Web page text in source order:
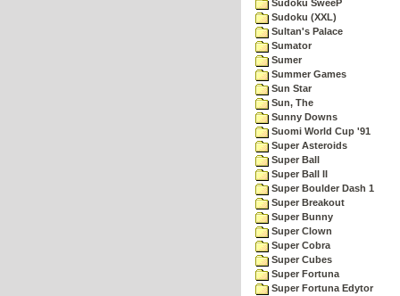
Sudoku SweeP
Sudoku (XXL)
Sultan's Palace
Sumator
Sumer
Summer Games
Sun Star
Sun, The
Sunny Downs
Suomi World Cup '91
Super Asteroids
Super Ball
Super Ball II
Super Boulder Dash 1
Super Breakout
Super Bunny
Super Clown
Super Cobra
Super Cubes
Super Fortuna
Super Fortuna Edytor